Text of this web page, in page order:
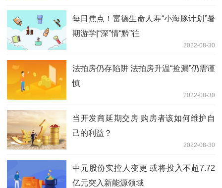
每日焦点！富德生命人寿“小海豚计划”暑
期游学|“深”情“黔”往
2022-08-30
法拍房仍存陷阱 法拍房升温“捡漏”仍需谨
慎
2022-08-30
当开发商延期交房 购房者该如何维护自
己的利益？
2022-08-30
中元股份实控人变更 或将投入不超7.72
亿元突入新能源领域